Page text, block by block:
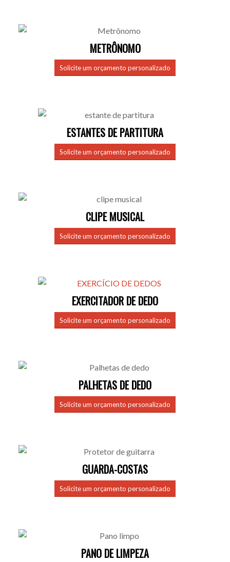
METRÔNOMO
Solicite um orçamento personalizado
ESTANTES DE PARTITURA
Solicite um orçamento personalizado
CLIPE MUSICAL
Solicite um orçamento personalizado
EXERCITADOR DE DEDO
Solicite um orçamento personalizado
PALHETAS DE DEDO
Solicite um orçamento personalizado
GUARDA-COSTAS
Solicite um orçamento personalizado
PANO DE LIMPEZA